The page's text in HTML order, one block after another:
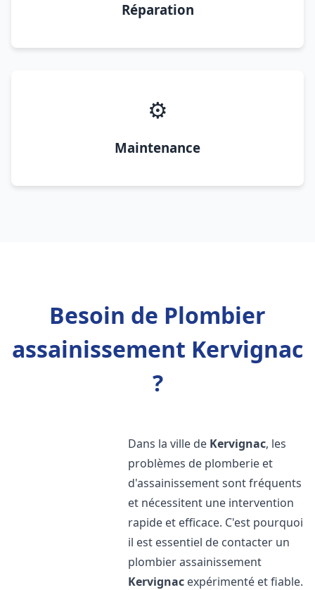
Réparation
⚙️
Maintenance
Besoin de Plombier
assainissement Kervignac
?
Dans la ville de Kervignac, les
problèmes de plomberie et
d'assainissement sont fréquents
et nécessitent une intervention
rapide et efficace. C'est pourquoi
il est essentiel de contacter un
plombier assainissement
Kervignac expérimenté et fiable.